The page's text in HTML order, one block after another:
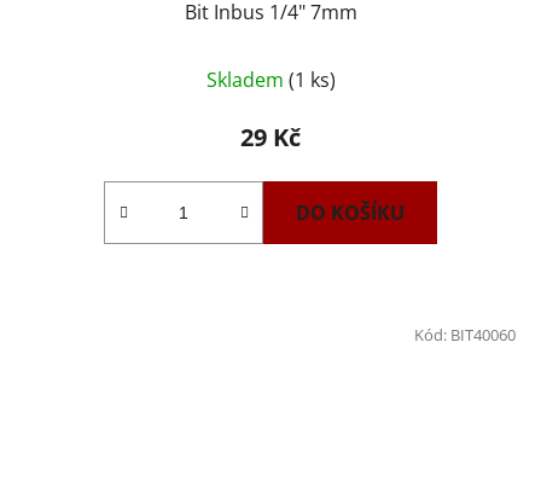
Bit Inbus 1/4" 7mm
Skladem (1 ks)
29 Kč
DO KOŠÍKU
Kód: BIT40060